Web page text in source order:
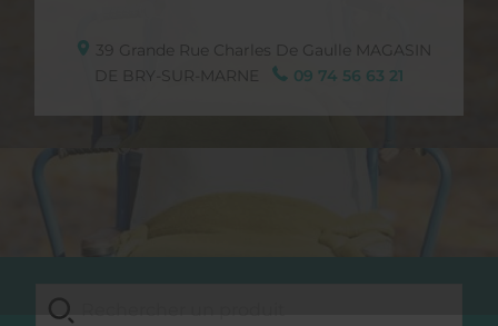
39 Grande Rue Charles De Gaulle
MAGASIN
DE BRY-SUR-MARNE
09 74 56 63 21